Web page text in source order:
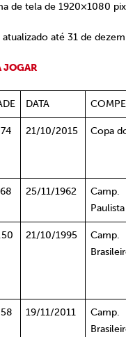
de tela de 1920×1080
atualizado até 31 de
JOGAR
DATA
21/10/2015 Copa
25/11/1962
Camp.
Paulista
21/10/1995
Camp.
19/11/2011
Camp.